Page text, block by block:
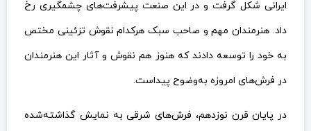
ایرانی شکل گرفت و در این صنعت پیشرفت‌های چشمگیری رخ
داد. هنرمندان مهم و صاحب سبک هرکدام نقوش تزئینی مختص
به خود را توسعه دادند که هنوز هم نقوش و آثار این هنرمندان
در فرش‌های امروزه به‌وضوح پیداست.
در پایان قرن نوزدهم، فرش‌های شرقی به نمایش گذاشته‌شده